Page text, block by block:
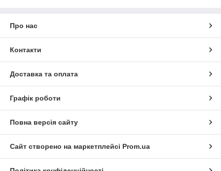
Про нас
Контакти
Доставка та оплата
Графік роботи
Повна версія сайту
Сайт створено на маркетплейсі Prom.ua